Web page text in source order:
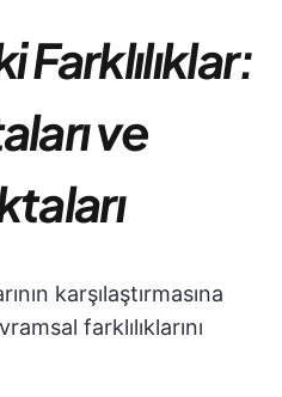
ve
karşılaştırmasına
farklılıklarını